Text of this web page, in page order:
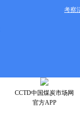
考察
CCTD中国煤炭市场网
官方APP